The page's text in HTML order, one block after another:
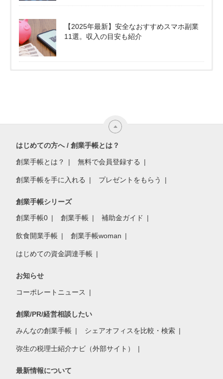
【2025年最新】安全なおすすめスマホ副業
11選。収入の目安も紹介
はじめての方へ / 創業手帳とは？
創業手帳とは？ 無料で会員登録する
創業手帳を手に入れる プレゼントをもらう
創業手帳シリーズ
創業手帳0 創業手帳 補助金ガイド
飲食開業手帳 創業手帳woman
はじめての資金調達手帳
お知らせ
コーポレートニュース
創業/PR/経営相談したい
みんなの創業手帳 シェアオフィスを比較・検索
弥生の税理士紹介ナビ（外部サイト）
最新情報について